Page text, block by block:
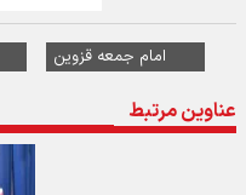
امام جمعه قزوین
عناوین مرتبط